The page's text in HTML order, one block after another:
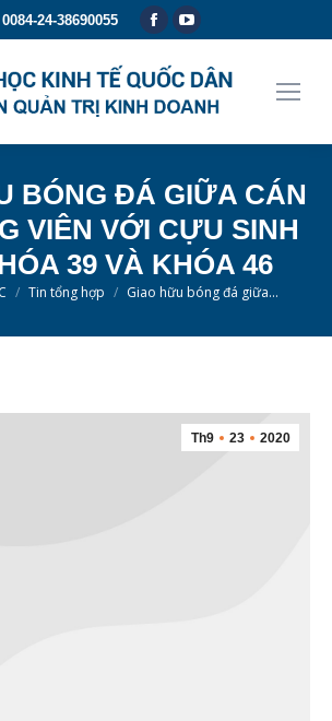
0084-24-38690055
Facebook
opens
in
YouTube
opens
in
BÓNG ĐÁ GIỮA CÁN
VIÊN VỚI CỰU SINH
39 VÀ KHÓA 46
Tin tổng hợp Giao hữu bóng đá giữa…
Th9 23 2020